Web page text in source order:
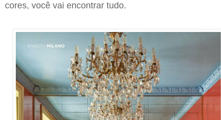
cores, você vai encontrar tudo.